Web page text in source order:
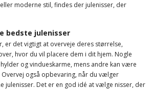
moderne stil, findes der julenisser, der
bedste julenisser
er det vigtigt at overveje deres størrelse,
hvor du vil placere dem i dit hjem. Nogle
og vindueskarme, mens andre kan være
også opbevaring, når du vælger
julenisser. Det er en god idé at vælge nisser, der